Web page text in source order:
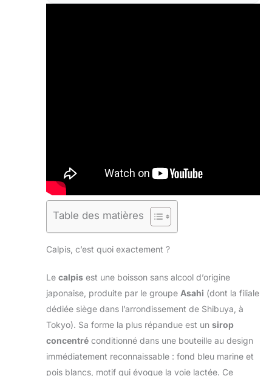
Table des matières
Calpis, c’est quoi exactement ?
Le calpis est une boisson sans alcool d’origine
japonaise, produite par le groupe Asahi (dont la filiale
dédiée siège dans l’arrondissement de Shibuya, à
Tokyo). Sa forme la plus répandue est un sirop
concentré conditionné dans une bouteille au design
immédiatement reconnaissable : fond bleu marine et
pois blancs, motif qui évoque la voie lactée. Ce